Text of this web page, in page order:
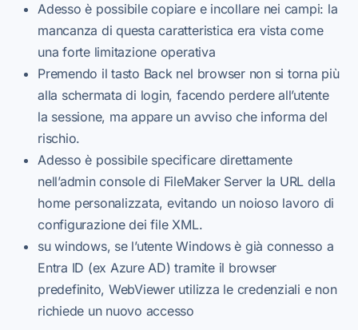
Adesso è possibile copiare e incollare nei campi: la
mancanza di questa caratteristica era vista come
una forte limitazione operativa
Premendo il tasto Back nel browser non si torna più
alla schermata di login, facendo perdere all’utente
la sessione, ma appare un avviso che informa del
rischio.
Adesso è possibile specificare direttamente
nell’admin console di FileMaker Server la URL della
home personalizzata, evitando un noioso lavoro di
configurazione dei file XML.
su windows, se l’utente Windows è già connesso a
Entra ID (ex Azure AD) tramite il browser
predefinito, WebViewer utilizza le credenziali e non
richiede un nuovo accesso